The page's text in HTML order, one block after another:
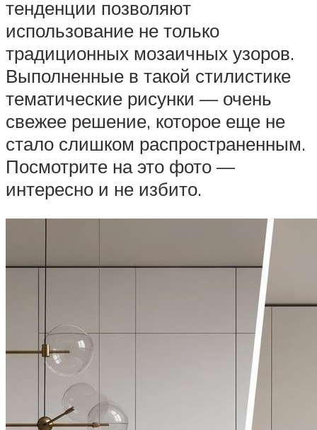
тенденции позволяют
использование не только
традиционных мозаичных узоров.
Выполненные в такой стилистике
тематические рисунки — очень
свежее решение, которое еще не
стало слишком распространенным.
Посмотрите на это фото —
интересно и не избито.